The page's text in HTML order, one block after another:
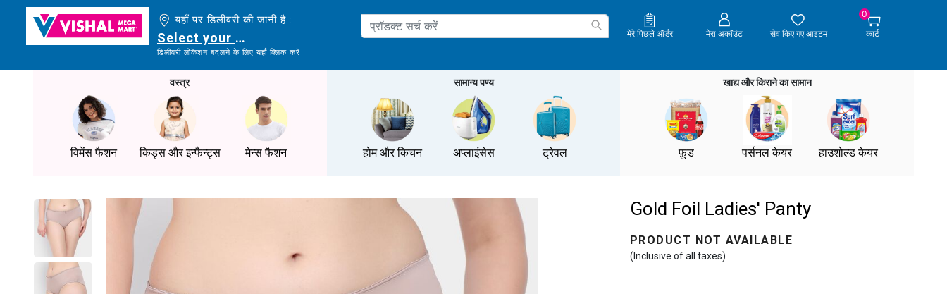
यहाँ पर डिलीवरी की जानी है :
Select your delivery location
डिलीवरी लोकेशन बदलने के लिए यहाँ क्लिक करें
मेरे पिछले ऑर्डर मेरा अकॉउंट सेव किए गए आइटम
0
कार्ट
वस्त्र
विमेंस फैशन किड्स और इन्फैन्ट्स मेन्स फैशन
सामान्य पण्य
होम और किचन अप्लाइंसेस ट्रेवल
खाद्य और किराने का सामान
फ़ूड पर्सनल केयर हाउशोल्ड केयर
Gold Foil Ladies' Panty
PRODUCT NOT AVAILABLE
(Inclusive of all taxes)